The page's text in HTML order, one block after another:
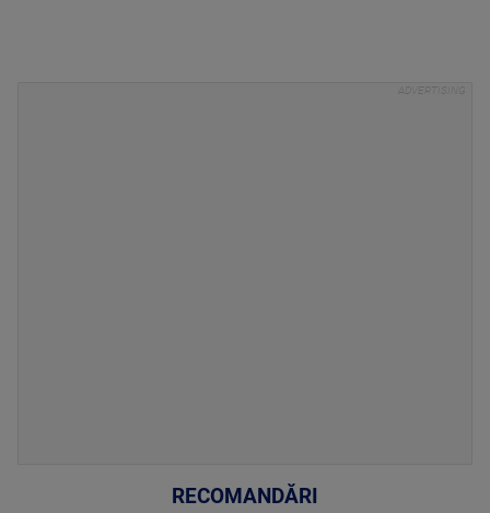
RECOMANDĂRI